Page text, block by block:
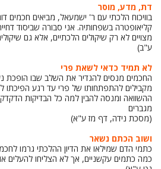
דת, מדע, מוסר
בוויכוח הלכתי עם ר' ישמעאל, מביאים חכמים
קליאופטרה בשפחותיה. אני סבורה שביסוד
מצויים לא רק שיקולים הלכתיים, אלא גם
ע"ב)
לא תמיד כדאי לשאת פרי
החכמים מנסים להגדיר את השלב שבו הופכת
מקבילים להתפתחותו של פרי עד רגע הפיכתו
ההשוואה ומנסה להבין למה כל הבדיקות
מגברים
(מסכת נידה, דף מז ע"א)
ושוב הכתם נשאר
כתמי הדם שמילאו את הדיון ההלכתי גרמו
כמה כתמים עקשניים, אך לא הצליחו להעלים